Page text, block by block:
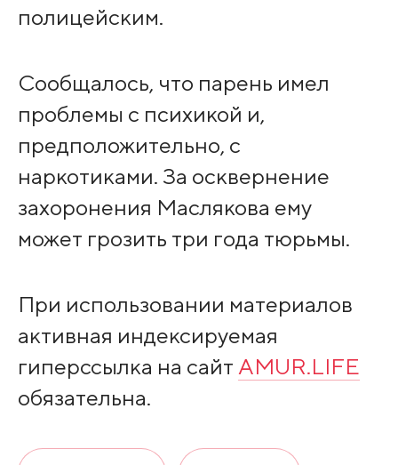
полицейским.
Сообщалось, что парень имел
проблемы с психикой и,
предположительно, с
наркотиками. За осквернение
захоронения Маслякова ему
может грозить три года тюрьмы.
При использовании материалов
активная индексируемая
гиперссылка на сайт AMUR.LIFE
обязательна.